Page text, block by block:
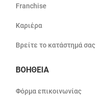
Franchise
Καριέρα
Βρείτε το κατάστημά σας
ΒΟΗΘΕΙΑ
Φόρμα επικοινωνίας